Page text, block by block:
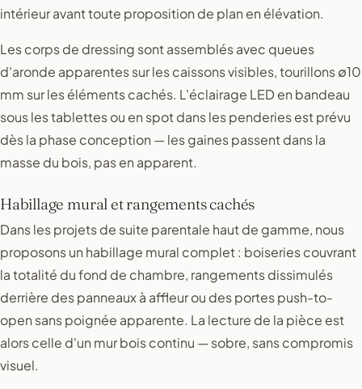
intérieur avant toute proposition de plan en élévation.
Les corps de dressing sont assemblés avec queues
d'aronde apparentes sur les caissons visibles, tourillons ∅10
mm sur les éléments cachés. L'éclairage LED en bandeau
sous les tablettes ou en spot dans les penderies est prévu
dès la phase conception — les gaines passent dans la
masse du bois, pas en apparent.
Habillage mural et rangements cachés
Dans les projets de suite parentale haut de gamme, nous
proposons un habillage mural complet : boiseries couvrant
la totalité du fond de chambre, rangements dissimulés
derrière des panneaux à affleur ou des portes push-to-
open sans poignée apparente. La lecture de la pièce est
alors celle d'un mur bois continu — sobre, sans compromis
visuel.